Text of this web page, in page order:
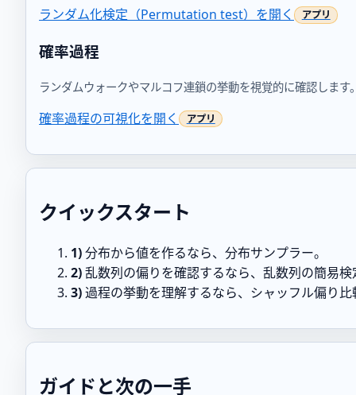
ランダム化検定（Permutation test）を開く
確率過程
ランダムウォークやマルコフ連鎖の挙動を視覚的に確認します
確率過程の可視化を開く
クイックスタート
1)分布から値を作るなら、分布サンプラー。
2)乱数列の偏りを確認するなら、乱数列の簡易検
3)過程の挙動を理解するなら、シャッフル偏り
ガイドと次の一手